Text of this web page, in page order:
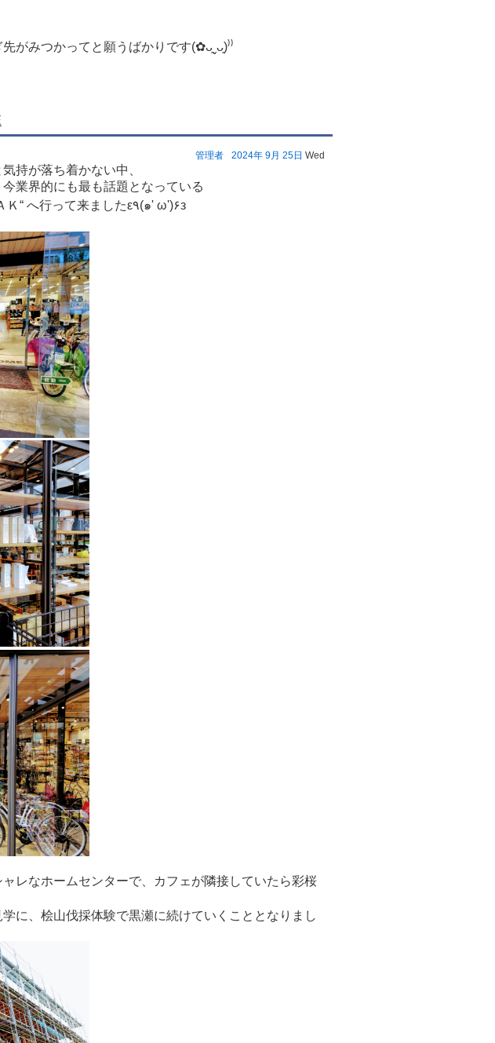
がみつかってと願うばかりです(✿ᴗ͈ˬᴗ͈)⁾⁾
2024年 9月 25日 Wed
管理者
持が落ち着かない中、
業界的にも最も話題となっている
呉のマチナカホームコンビニ”ＴＡＫ“ へ行って来ましたε٩(๑' ω')۶з
レなホームセンターで、カフェが隣接していたら彩桜
に、桧山伐採体験で黒瀬に続けていくこととなりまし